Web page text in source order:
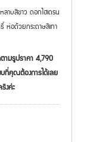
าบสีขาว ดอกไฮเดรน
ห่อด้วยกระดาษสีเทา
ามรูปราคา 4,790
ที่คุณต้องการได้เลย
งค่ะ